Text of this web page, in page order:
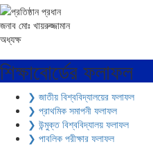
জনাব মোঃ খায়রুজ্জামান
অধ্যক্ষ
শিক্ষাবোর্ডের ফলাফল
❯ জাতীয় বিশ্ববিদ্যালয়ের ফলাফল
❯ প্রাথমিক সমাপনী ফলাফল
❯ উন্মুক্ত বিশ্ববিদ্যালয় ফলাফল
❯ পাবলিক পরীক্ষার ফলাফল